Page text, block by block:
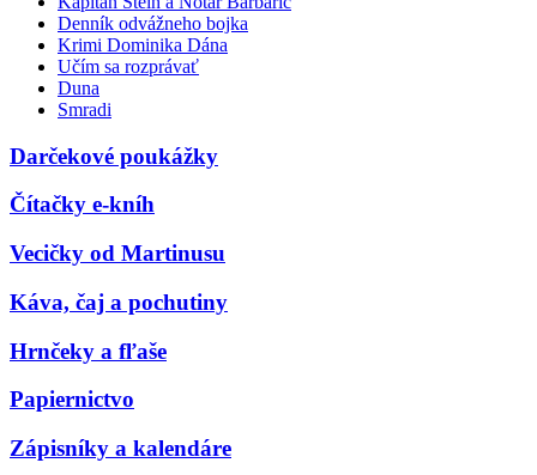
Denník odvážneho bojka
Krimi Dominika Dána
Učím sa rozprávať
Duna
Smradi
Darčekové poukážky
Čítačky e-kníh
Vecičky od Martinusu
Káva, čaj a pochutiny
Hrnčeky a fľaše
Papiernictvo
Zápisníky a kalendáre